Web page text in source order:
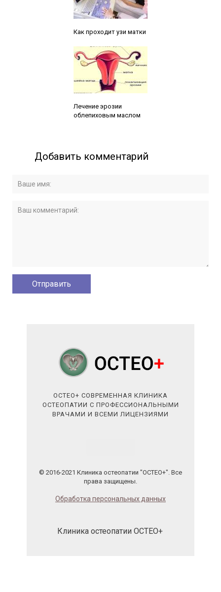
Как проходит узи матки
Лечение эрозии
облепиховым маслом
Добавить комментарий
ОСТЕО+ СОВРЕМЕННАЯ КЛИНИКА
ОСТЕОПАТИИ С ПРОФЕССИОНАЛЬНЫМИ
ВРАЧАМИ И ВСЕМИ ЛИЦЕНЗИЯМИ
© 2016-2021 Клиника остеопатии "ОСТЕО+". Все
права защищены.
Обработка персональных данных
Клиника остеопатии ОСТЕО+